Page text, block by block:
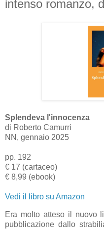
intenso romanzo,
Splendeva l'innocenza
di Roberto Camurri
NN, gennaio 2025
pp. 192
€ 17 (cartaceo)
€ 8,99 (ebook)
Vedi il libro su Amazon
Era molto atteso il nuovo
pubblicazione dallo